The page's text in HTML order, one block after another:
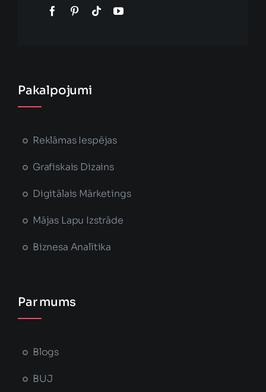
Pakalpojumi
Reklāmas Iespējas
Grafiskais Dizains
Digitālais Mārketings
Mājas Lapu Izstrāde
Biznesa Analītika
Par mums
Blogs
BUJ